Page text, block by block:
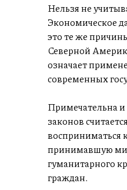
Нельзя не
Экономическое
это те же
Северной
означает
современных
Примечательна
законов
восприниматься
принимавшую
гуманитарного
граждан.